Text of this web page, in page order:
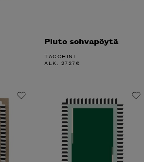
Pluto sohvapöytä
TACCHINI
ALK. 2727€